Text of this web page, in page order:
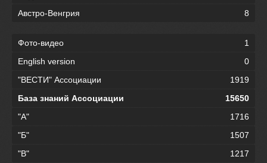
Австро-Венгрия
8
Фото-видео
1
English version
0
"ВЕСТИ" Ассоциации
1919
База знаний Ассоциации
15650
"А"
1716
"Б"
1507
"В"
1217